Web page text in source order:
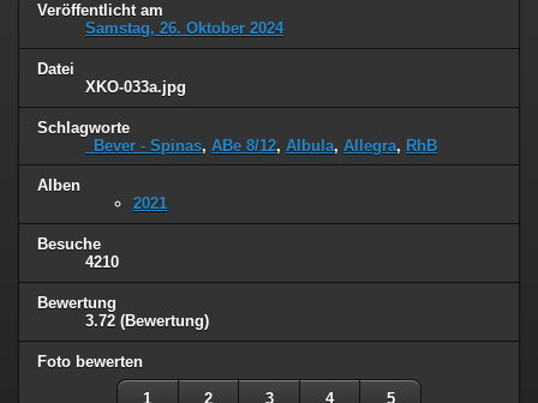
Veröffentlicht am
Samstag, 26. Oktober 2024
Datei
XKO-033a.jpg
Schlagworte
_Bever - Spinas, ABe 8/12, Albula, Allegra, RhB
Alben
2021
Besuche
4210
Bewertung
3.72 (Bewertung)
Foto bewerten
1 2 3 4 5